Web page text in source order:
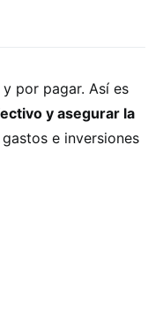
por pagar. Así es
y asegurar la
e inversiones